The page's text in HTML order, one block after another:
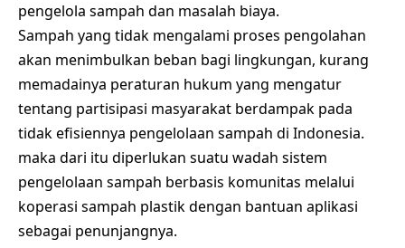
pengelola sampah dan masalah biaya.
Sampah yang tidak mengalami proses pengolahan
akan menimbulkan beban bagi lingkungan, kurang
memadainya peraturan hukum yang mengatur
tentang partisipasi masyarakat berdampak pada
tidak efisiennya pengelolaan sampah di Indonesia.
maka dari itu diperlukan suatu wadah sistem
pengelolaan sampah berbasis komunitas melalui
koperasi sampah plastik dengan bantuan aplikasi
sebagai penunjangnya.